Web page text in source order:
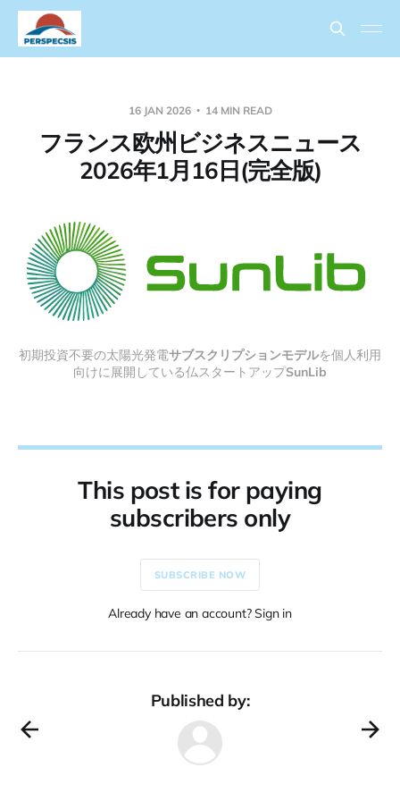
16 JAN 2026 14 MIN READ
フランス欧州ビジネスニュース
2026年1月16日(完全版)
初期投資不要の太陽光発電サブスクリプションモデルを個人利用
向けに展開している仏スタートアップSunLib
This post is for paying
subscribers only
SUBSCRIBE NOW
Already have an account? Sign in
Published by: